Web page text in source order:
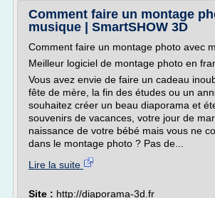
Comment faire un montage
musique | SmartSHOW 3D
Comment faire un montage photo avec
Meilleur logiciel de montage photo en
Vous avez envie de faire un cadeau
fête de mère, la fin des études ou un
souhaitez créer un beau diaporama et
souvenirs de vacances, votre jour de
naissance de votre bébé mais vous ne
dans le montage photo ? Pas de...
Lire la suite
Site : http://diaporama-3d.fr